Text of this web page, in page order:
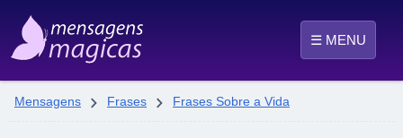
☰ MENU
Mensagens  Frases  Frases Sobre a Vida